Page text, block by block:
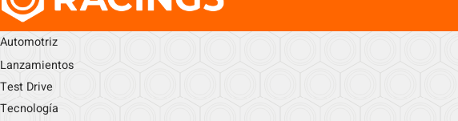
Automotriz
Lanzamientos
Test Drive
Tecnología